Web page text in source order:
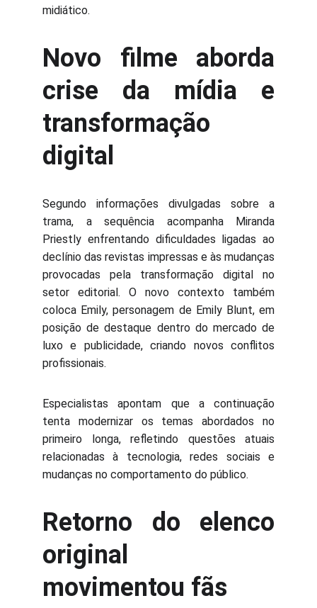
midiático.
Novo filme aborda
crise da mídia e
transformação
digital
Segundo informações divulgadas sobre a
trama, a sequência acompanha Miranda
Priestly enfrentando dificuldades ligadas ao
declínio das revistas impressas e às mudanças
provocadas pela transformação digital no
setor editorial. O novo contexto também
coloca Emily, personagem de Emily Blunt, em
posição de destaque dentro do mercado de
luxo e publicidade, criando novos conflitos
profissionais.
Especialistas apontam que a continuação
tenta modernizar os temas abordados no
primeiro longa, refletindo questões atuais
relacionadas à tecnologia, redes sociais e
mudanças no comportamento do público.
Retorno do elenco
original
movimentou fãs